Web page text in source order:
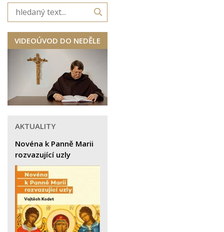
VIDEOÚVOD DO NEDĚLE
AKTUALITY
Novéna k Panně Marii
rozvazující uzly